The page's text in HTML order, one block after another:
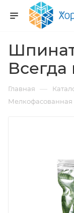
Всегда
Главная —
Мелкофасованная